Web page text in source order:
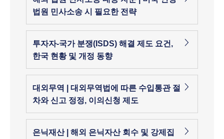
법원 민사소송 시 필요한 전략
투자자-국가 분쟁(ISDS) 해결 제도 요건,
한국 현황 및 개정 동향
대외무역 | 대외무역법에 따른 수입통관 절
차와 신고 정정, 이의신청 제도
은닉재산 | 해외 은닉자산 회수 및 강제집